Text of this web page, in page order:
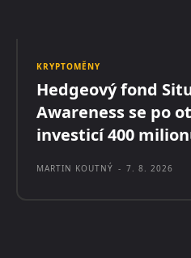
KRYPTOMĚNY
Hedgeový fond
Awareness se po
investicí 400
MARTIN KOUTNÝ - 7. 8. 2026